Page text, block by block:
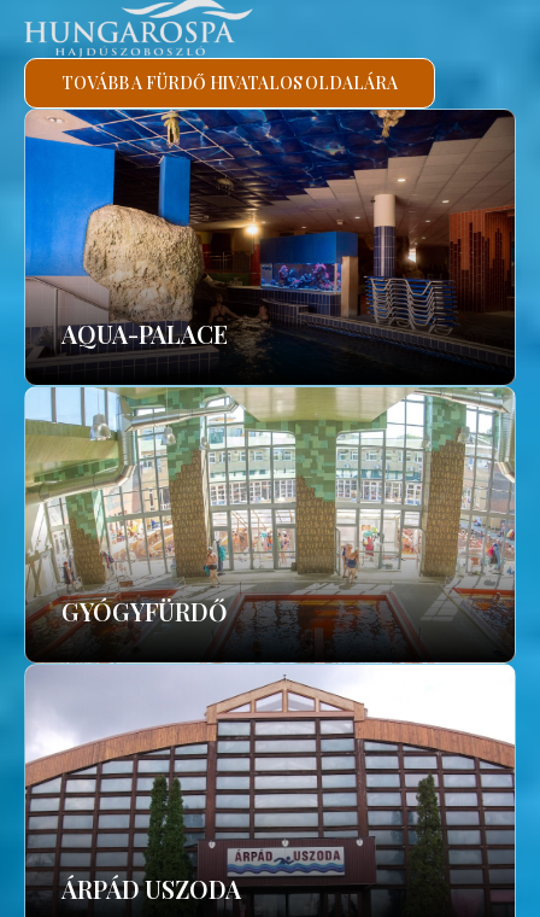
TOVÁBB A FÜRDŐ HIVATALOS OLDALÁRA
AQUA-PALACE
GYÓGYFÜRDŐ
ÁRPÁD USZODA